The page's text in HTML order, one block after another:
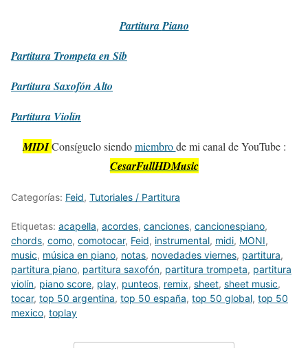
PartituraPiano
Partitura Trompeta en Sib
PartituraSaxofón Alto
Partitura Violín
MIDI Consíguelo siendomiembrode mi canal de YouTube :
CesarFullHDMusic
Categorías: Feid, Tutoriales / Partitura
Etiquetas: acapella, acordes, canciones, cancionespiano,
chords, como, comotocar, Feid, instrumental, midi, MONI,
music, música en piano, notas, novedades viernes, partitura,
partitura piano, partitura saxofón, partitura trompeta, partitura
violín, piano score, play, punteos, remix, sheet, sheet music,
tocar, top 50 argentina, top 50 españa, top 50 global, top 50
mexico, toplay